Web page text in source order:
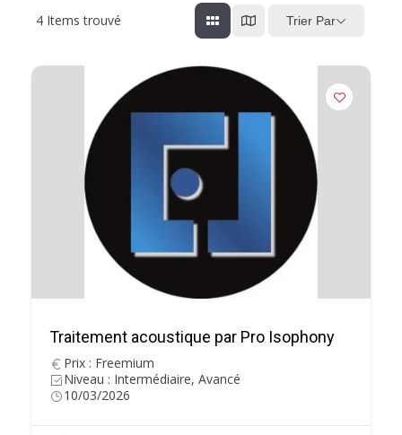
4 Items trouvé Trier Par
Traitement acoustique par Pro Isophony
Prix : Freemium
Niveau : Intermédiaire, Avancé
10/03/2026